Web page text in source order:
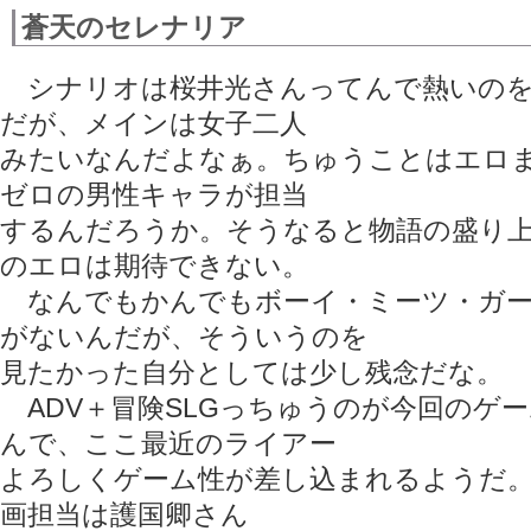
蒼天のセレナリア
シナリオは桜井光さんってんで熱いの
だが、メインは女子二人
みたいなんだよなぁ。ちゅうことはエロ
ゼロの男性キャラが担当
するんだろうか。そうなると物語の盛り
のエロは期待できない。
なんでもかんでもボーイ・ミーツ・ガ
がないんだが、そういうのを
見たかった自分としては少し残念だな。
ADV＋冒険SLGっちゅうのが今回のゲ
んで、ここ最近のライアー
よろしくゲーム性が差し込まれるようだ
画担当は護国卿さん